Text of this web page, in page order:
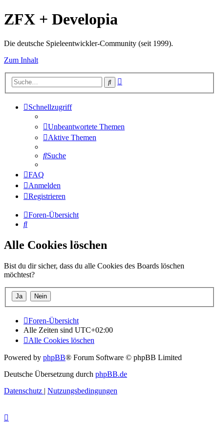
ZFX + Developia
Die deutsche Spieleentwickler-Community (seit 1999).
Zum Inhalt
Suche
Schnellzugriff
Unbeantwortete Themen
Aktive Themen
Suche
FAQ
Anmelden
Registrieren
Foren-Übersicht
Suche
Alle Cookies löschen
Bist du dir sicher, dass du alle Cookies des Boards löschen
möchtest?
Foren-Übersicht
Alle Zeiten sind UTC+02:00
Alle Cookies löschen
Powered by phpBB® Forum Software © phpBB Limited
Deutsche Übersetzung durch phpBB.de
Datenschutz | Nutzungsbedingungen